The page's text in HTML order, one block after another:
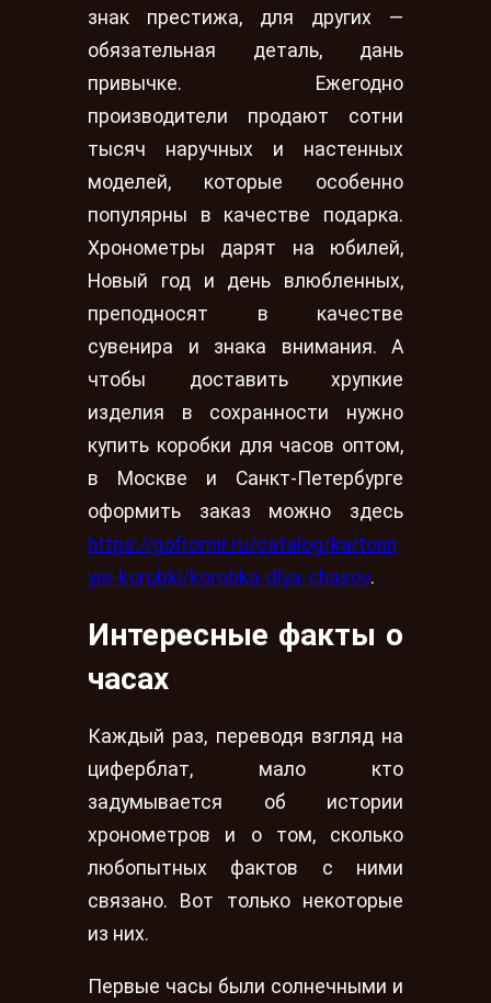
знак престижа, для других —
обязательная деталь, дань
привычке. Ежегодно
производители продают сотни
тысяч наручных и настенных
моделей, которые особенно
популярны в качестве подарка.
Хронометры дарят на юбилей,
Новый год и день влюбленных,
преподносят в качестве
сувенира и знака внимания. А
чтобы доставить хрупкие
изделия в сохранности нужно
купить коробки для часов оптом,
в Москве и Санкт-Петербурге
оформить заказ можно здесь
https://gofromir.ru/catalog/kartonn
yie-korobki/korobka-dlya-chasov.
Интересные факты о
часах
Каждый раз, переводя взгляд на
циферблат, мало кто
задумывается об истории
хронометров и о том, сколько
любопытных фактов с ними
связано. Вот только некоторые
из них.
Первые часы были солнечными и